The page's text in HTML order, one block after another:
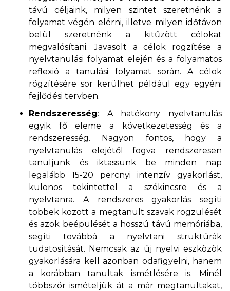
távú céljaink, milyen szintet szeretnénk a
folyamat végén elérni, illetve milyen időtávon
belül szeretnénk a kitűzött célokat
megvalósítani. Javasolt a célok rögzítése a
nyelvtanulási folyamat elején és a folyamatos
reflexió a tanulási folyamat során. A célok
rögzítésére sor kerülhet például egy egyéni
fejlődési tervben.
Rendszeresség: A hatékony nyelvtanulás
egyik fő eleme a következetesség és a
rendszeresség. Nagyon fontos, hogy a
nyelvtanulás elejétől fogva rendszeresen
tanuljunk és iktassunk be minden nap
legalább 15-20 percnyi intenzív gyakorlást,
különös tekintettel a szókincsre és a
nyelvtanra. A rendszeres gyakorlás segíti
többek között a megtanult szavak rögzülését
és azok beépülését a hosszú távú memóriába,
segíti továbbá a nyelvtani struktúrák
tudatosítását. Nemcsak az új nyelvi eszközök
gyakorlására kell azonban odafigyelni, hanem
a korábban tanultak ismétlésére is. Minél
többször ismételjük át a már megtanultakat,